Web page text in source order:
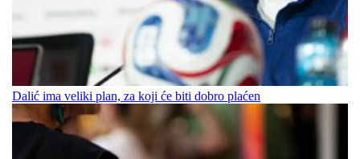
Dalić ima veliki plan, za koji će biti dobro plaćen